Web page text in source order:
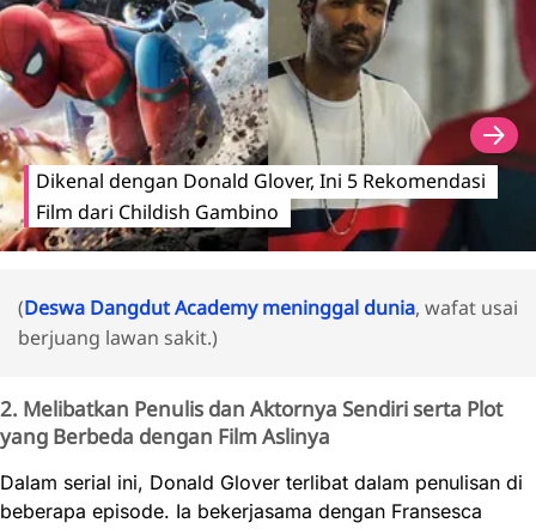
Dikenal dengan Donald Glover, Ini 5 Rekomendasi
Film dari Childish Gambino
(Deswa Dangdut Academy meninggal dunia, wafat usai
berjuang lawan sakit.)
2. Melibatkan Penulis dan Aktornya Sendiri serta Plot
yang Berbeda dengan Film Aslinya
Dalam serial ini, Donald Glover terlibat dalam penulisan di
beberapa episode. Ia bekerjasama dengan Fransesca